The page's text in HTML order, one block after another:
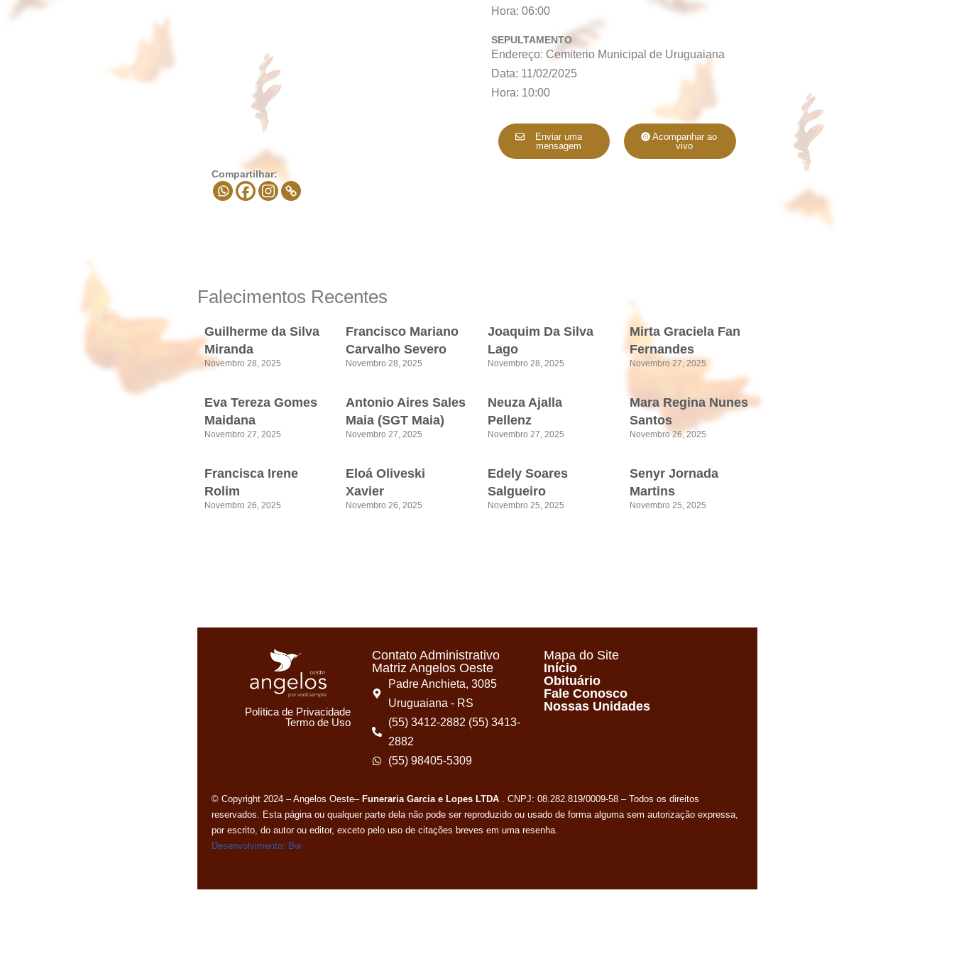
Compartilhar:
Hora: 06:00
SEPULTAMENTO
Endereço: Cemiterio Municipal de Uruguaiana
Data: 11/02/2025
Hora: 10:00
Enviar uma
mensagem
Acompanhar ao
vivo
Falecimentos Recentes
Guilherme da Silva
Miranda
Novembro 28, 2025
Francisco Mariano
Carvalho Severo
Novembro 28, 2025
Joaquim Da Silva
Lago
Novembro 28, 2025
Mirta Graciela Fan
Fernandes
Novembro 27, 2025
Eva Tereza Gomes
Maidana
Novembro 27, 2025
Antonio Aires Sales
Maia (SGT Maia)
Novembro 27, 2025
Neuza Ajalla
Pellenz
Novembro 27, 2025
Mara Regina Nunes
Santos
Novembro 26, 2025
Francisca Irene
Rolim
Novembro 26, 2025
Eloá Oliveski
Xavier
Novembro 26, 2025
Edely Soares
Salgueiro
Novembro 25, 2025
Senyr Jornada
Martins
Novembro 25, 2025
Política de Privacidade
Termo de Uso
Contato Administrativo
Matriz Angelos Oeste
Padre Anchieta, 3085
Uruguaiana - RS
(55) 3412-2882 (55) 3413-
2882
(55) 98405-5309
Mapa do Site
Início
Obituário
Fale Conosco
Nossas Unidades
© Copyright 2024 – Angelos Oeste– Funeraria Garcia e Lopes LTDA . CNPJ: 08.282.819/0009-58 – Todos os direitos
reservados. Esta página ou qualquer parte dela não pode ser reproduzido ou usado de forma alguma sem autorização expressa,
por escrito, do autor ou editor, exceto pelo uso de citações breves em uma resenha.
Desenvolvimento: Bw